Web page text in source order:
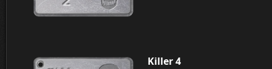
Killer 4